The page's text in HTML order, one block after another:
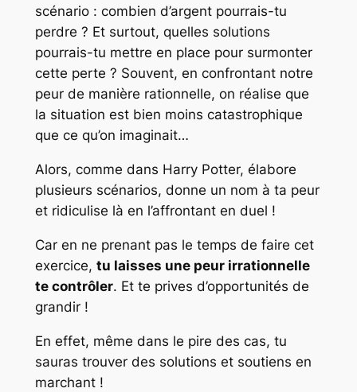
scénario : combien d’argent pourrais-tu
perdre ? Et surtout, quelles solutions
pourrais-tu mettre en place pour surmonter
cette perte ? Souvent, en confrontant notre
peur de manière rationnelle, on réalise que
la situation est bien moins catastrophique
que ce qu’on imaginait…
Alors, comme dans Harry Potter, élabore
plusieurs scénarios, donne un nom à ta peur
et ridiculise là en l’affrontant en duel !
Car en ne prenant pas le temps de faire cet
exercice, tu laisses une peur irrationnelle
te contrôler. Et te prives d’opportunités de
grandir !
En effet, même dans le pire des cas, tu
sauras trouver des solutions et soutiens en
marchant !